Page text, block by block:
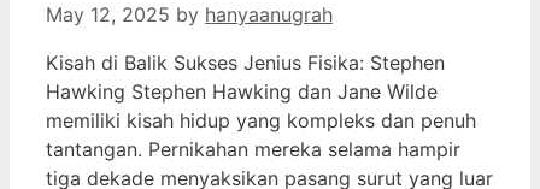
May 12, 2025 by hanyaanugrah
Kisah di Balik Sukses Jenius Fisika: Stephen
Hawking Stephen Hawking dan Jane Wilde
memiliki kisah hidup yang kompleks dan penuh
tantangan. Pernikahan mereka selama hampir
tiga dekade menyaksikan pasang surut yang luar